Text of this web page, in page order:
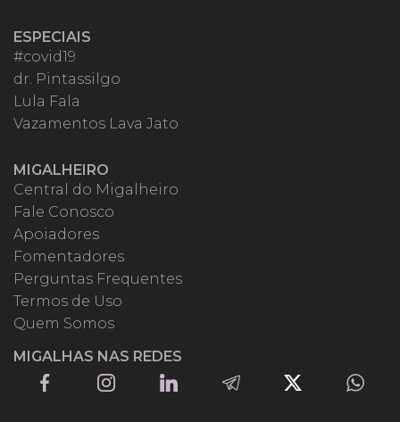
ESPECIAIS
#covid19
dr. Pintassilgo
Lula Fala
Vazamentos Lava Jato
MIGALHEIRO
Central do Migalheiro
Fale Conosco
Apoiadores
Fomentadores
Perguntas Frequentes
Termos de Uso
Quem Somos
MIGALHAS NAS REDES